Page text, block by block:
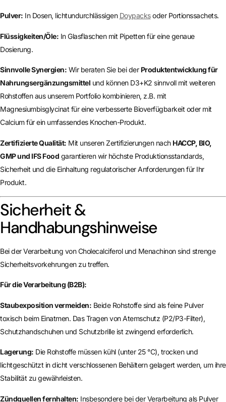
Pulver: In Dosen, lichtundurchlässigen Doypacksoder Portionssachets.
Flüssigkeiten/Öle: In Glasflaschen mit Pipetten für eine genaue
Dosierung.
Sinnvolle Synergien: Wir beraten Sie bei der Produktentwicklung für
Nahrungsergänzungsmittel und können D3+K2 sinnvoll mit weiteren
Rohstoffen aus unserem Portfolio kombinieren, z.B. mit
Magnesiumbisglycinat für eine verbesserte Bioverfügbarkeit oder mit
Calcium für ein umfassendes Knochen-Produkt.
Zertifizierte Qualität: Mit unseren Zertifizierungen nach HACCP, BIO,
GMP und IFS Food garantieren wir höchste Produktionsstandards,
Sicherheit und die Einhaltung regulatorischer Anforderungen für Ihr
Produkt.
Sicherheit &
Handhabungshinweise
Bei der Verarbeitung von Cholecalciferol und Menachinon sind strenge
Sicherheitsvorkehrungen zu treffen.
Für die Verarbeitung (B2B):
Staubexposition vermeiden: Beide Rohstoffe sind als feine Pulver
toxisch beim Einatmen. Das Tragen von Atemschutz (P2/P3-Filter),
Schutzhandschuhen und Schutzbrille ist zwingend erforderlich.
Lagerung: Die Rohstoffe müssen kühl (unter 25 °C), trocken und
lichtgeschützt in dicht verschlossenen Behältern gelagert werden, um ihre
Stabilität zu gewährleisten.
Zündquellen fernhalten: Insbesondere bei der Verarbeitung als Pulver